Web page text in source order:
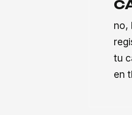
no,
tu
en